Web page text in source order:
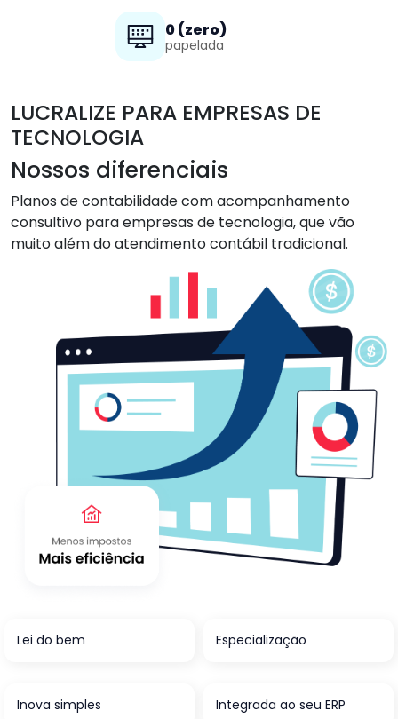
0 (zero)
papelada
LUCRALIZE PARA EMPRESAS DE
TECNOLOGIA
Nossos diferenciais
Planos de contabilidade com acompanhamento
consultivo para empresas de tecnologia, que vão
muito além do atendimento contábil tradicional.
Lei do bem Especialização
Inova simples Integrada ao seu ERP